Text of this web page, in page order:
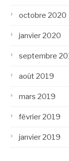
octobre 2020
janvier 2020
septembre
août 2019
mars 2019
février 2019
janvier 2019